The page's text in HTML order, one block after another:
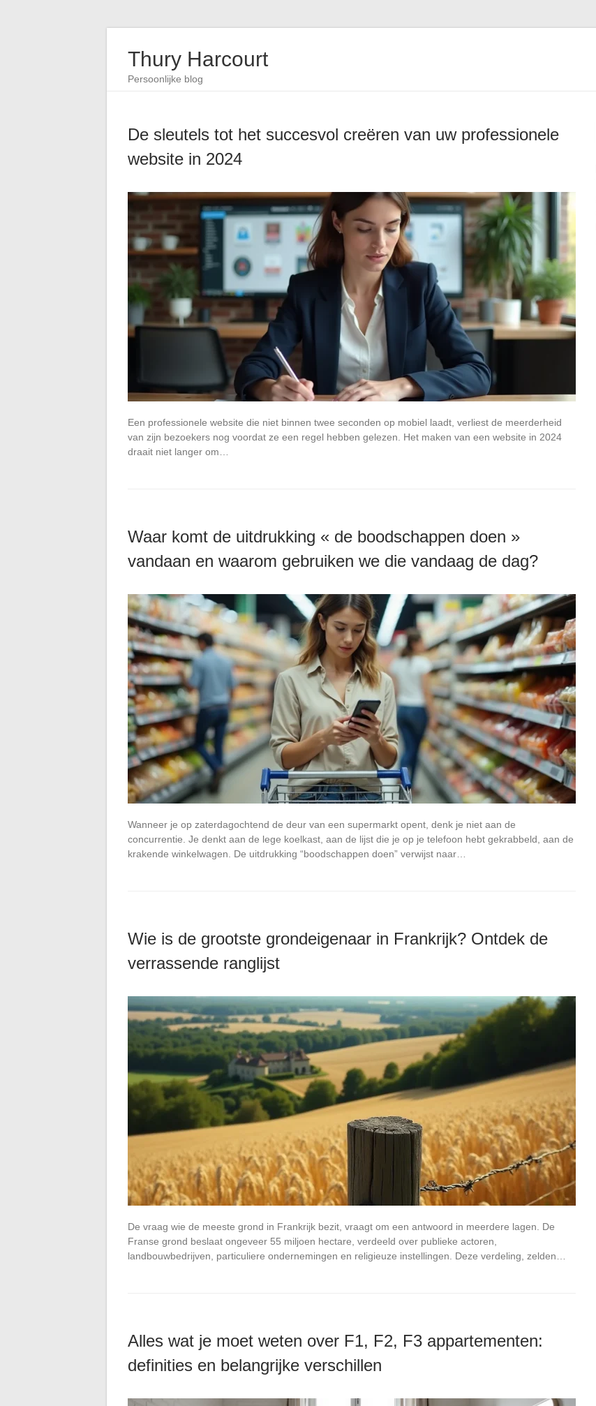
Thury Harcourt
Persoonlijke blog
De sleutels tot het succesvol creëren van uw professionele
website in 2024
Een professionele website die niet binnen twee seconden op mobiel laadt, verliest de meerderheid
van zijn bezoekers nog voordat ze een regel hebben gelezen. Het maken van een website in 2024
draait niet langer om…
Waar komt de uitdrukking « de boodschappen doen »
vandaan en waarom gebruiken we die vandaag de dag?
Wanneer je op zaterdagochtend de deur van een supermarkt opent, denk je niet aan de
concurrentie. Je denkt aan de lege koelkast, aan de lijst die je op je telefoon hebt gekrabbeld, aan de
krakende winkelwagen. De uitdrukking “boodschappen doen” verwijst naar…
Wie is de grootste grondeigenaar in Frankrijk? Ontdek de
verrassende ranglijst
De vraag wie de meeste grond in Frankrijk bezit, vraagt om een antwoord in meerdere lagen. De
Franse grond beslaat ongeveer 55 miljoen hectare, verdeeld over publieke actoren,
landbouwbedrijven, particuliere ondernemingen en religieuze instellingen. Deze verdeling, zelden…
Alles wat je moet weten over F1, F2, F3 appartementen:
definities en belangrijke verschillen